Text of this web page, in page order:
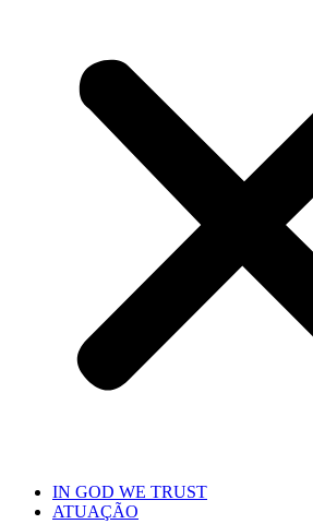
IN GOD WE TRUST
ATUAÇÃO